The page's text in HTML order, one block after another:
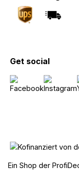
Get social
Ein Shop der